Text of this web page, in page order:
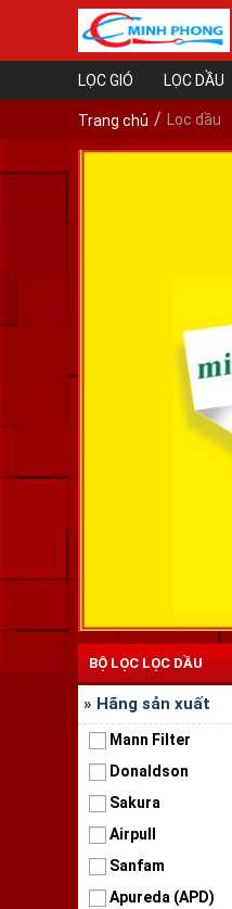
LỌC GIÓ LỌC DẦU
Trang chủ Lọc dầu
BỘ LỌC LỌC DẦU
» Hãng sản xuất
Mann Filter
Donaldson
Sakura
Airpull
Sanfam
Apureda (APD)